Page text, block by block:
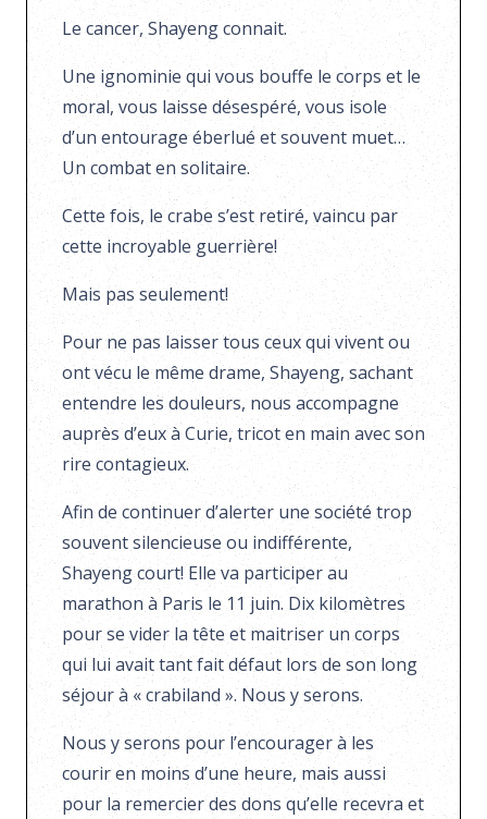
Le cancer, Shayeng connait.
Une ignominie qui vous bouffe le corps et le
moral, vous laisse désespéré, vous isole
d’un entourage éberlué et souvent muet…
Un combat en solitaire.
Cette fois, le crabe s’est retiré, vaincu par
cette incroyable guerrière!
Mais pas seulement!
Pour ne pas laisser tous ceux qui vivent ou
ont vécu le même drame, Shayeng, sachant
entendre les douleurs, nous accompagne
auprès d’eux à Curie, tricot en main avec son
rire contagieux.
Afin de continuer d’alerter une société trop
souvent silencieuse ou indifférente,
Shayeng court! Elle va participer au
marathon à Paris le 11 juin. Dix kilomètres
pour se vider la tête et maitriser un corps
qui lui avait tant fait défaut lors de son long
séjour à « crabiland ». Nous y serons.
Nous y serons pour l’encourager à les
courir en moins d’une heure, mais aussi
pour la remercier des dons qu’elle recevra et